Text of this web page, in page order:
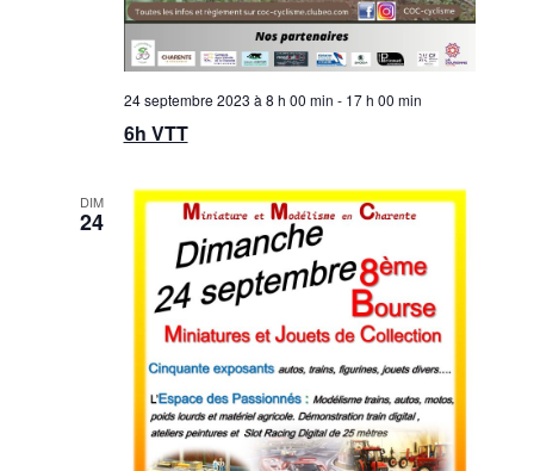
6h VTT
24 septembre 2023 à 8 h 00 min - 17 h 00 min
DIM
24